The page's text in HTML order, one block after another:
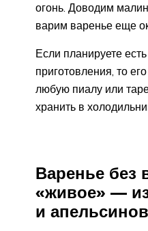
огонь. Доводим
варим варенье еще
Если планируете
приготовления, то
любую пиалу или
хранить в
Варенье без
«живое» —
и апельсинов